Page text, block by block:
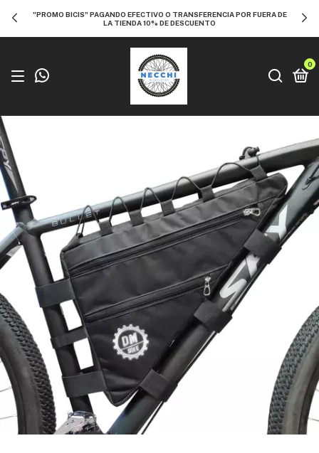
"PROMO BICIS" PAGANDO EFECTIVO O TRANSFERENCIA POR FUERA DE
LA TIENDA 10% DE DESCUENTO
0